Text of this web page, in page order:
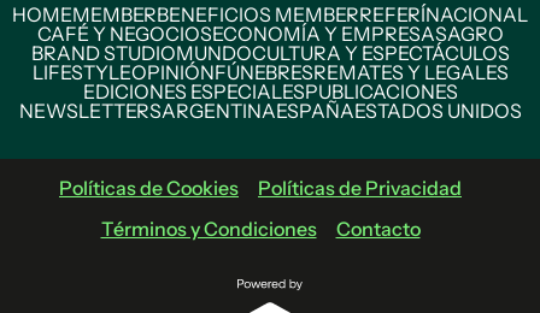
HOMEMEMBERBENEFICIOS MEMBERREFERÍNACIONAL
CAFÉ Y NEGOCIOSECONOMÍA Y EMPRESASAGRO
BRAND STUDIOMUNDOCULTURA Y ESPECTÁCULOS
LIFESTYLEOPINIÓNFÚNEBRESREMATES Y LEGALES
EDICIONES ESPECIALESPUBLICACIONES
NEWSLETTERSARGENTINAESPAÑAESTADOS UNIDOS
Políticas de Cookies
Políticas de Privacidad
Términos y Condiciones
Contacto